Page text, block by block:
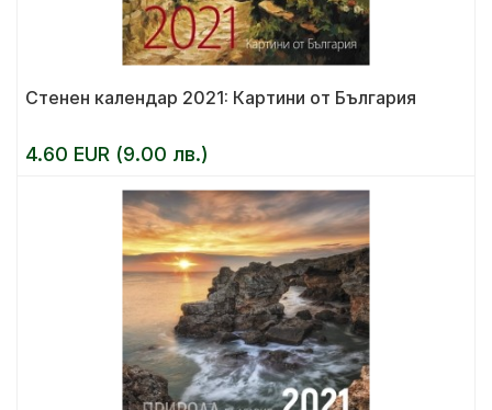
Стенен календар 2021: Картини от България
4.60 EUR (9.00 лв.)